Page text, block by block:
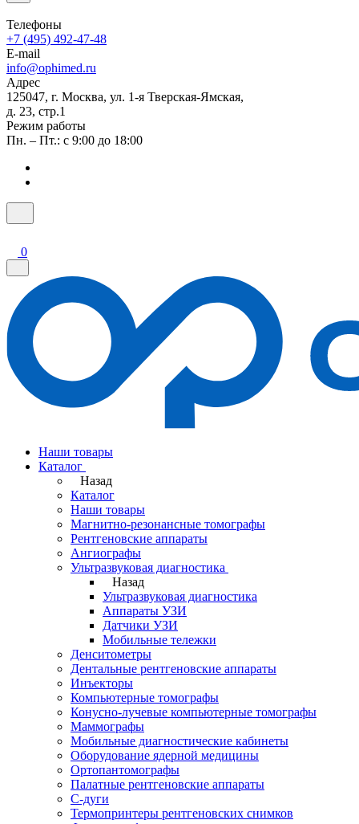
Телефоны
+7 (495) 492-47-48
E-mail
info@ophimed.ru
Адрес
125047, г. Москва, ул. 1-я Тверская-Ямская,
д. 23, стр.1
Режим работы
Пн. – Пт.: с 9:00 до 18:00
0
Наши товары
Каталог
Назад
Каталог
Наши товары
Магнитно-резонансные томографы
Рентгеновские аппараты
Ангиографы
Ультразвуковая диагностика
Назад
Ультразвуковая диагностика
Аппараты УЗИ
Датчики УЗИ
Мобильные тележки
Денситометры
Дентальные рентгеновские аппараты
Инъекторы
Компьютерные томографы
Конусно-лучевые компьютерные томографы
Маммографы
Мобильные диагностические кабинеты
Оборудование ядерной медицины
Ортопантомографы
Палатные рентгеновские аппараты
С-дуги
Термопринтеры рентгеновских снимков